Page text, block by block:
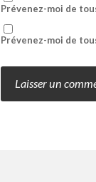
Prévenez-moi de
Prévenez-moi de